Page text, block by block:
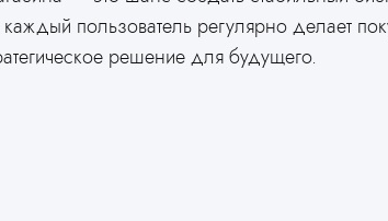
каждый пользователь регулярно делает
решение для будущего.